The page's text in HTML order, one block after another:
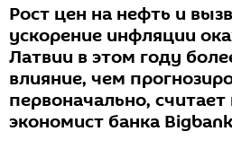
Рост цен на нефть и
ускорение инфляции
Латвии в этом году
влияние, чем
первоначально,
экономист банка